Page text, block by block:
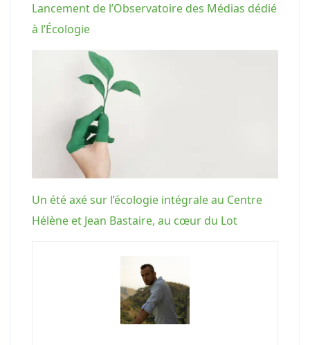
Lancement de l’Observatoire des Médias dédié
à l’Écologie
Un été axé sur l’écologie intégrale au Centre
Hélène et Jean Bastaire, au cœur du Lot